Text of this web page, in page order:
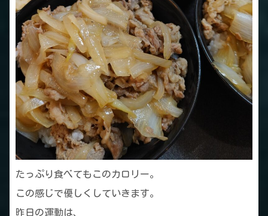
たっぷり食べてもこのカロリー。
この感じで優しくしていきます。
昨日の運動は、